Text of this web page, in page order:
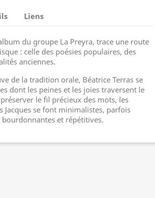
Liens
du groupe La Preyra, trace une route
: celle des poésies populaires, des
anciennes.
de la tradition orale, Béatrice Terras se
dont les peines et les joies traversent le
le fil précieux des mots, les
Jacques se font minimalistes, parfois
et répétitives.